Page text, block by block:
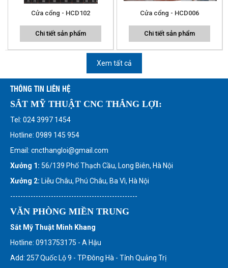
Cửa cổng - HCD102
Chi tiết sản phẩm
Cửa cổng - HCD006
Chi tiết sản phẩm
Xem tất cả
THÔNG TIN LIÊN HỆ
SẮT MỸ THUẬT CNC THẮNG LỢI:
Tel: 024 3997 1454
Hotline: 0989 145 954
Email: cncthangloi@gmail.com
Xưởng 1: 56/139 Phố Thạch Cầu, Long Biên, Hà Nội
Xưởng 2: Liễu Châu, Phú Châu, Ba Vì, Hà Nội
--------------------------------------------------
VĂN PHÒNG MIỀN TRUNG
Sắt Mỹ Thuật Minh Khang
Hotline: 0913753175 - A Hậu
Add: 257 Quốc Lộ 9 - TP.Đông Hà - Tỉnh Quảng Trị